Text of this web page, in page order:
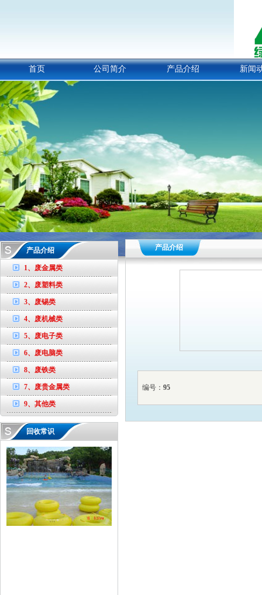
首页 公司简介 产品介绍 新闻
产品介绍
1、废金属类
2、废塑料类
3、废锡类
4、废机械类
5、废电子类
6、废电脑类
8、废铁类
7、废贵金属类
9、其他类
回收常识
产品介绍
编号： 95